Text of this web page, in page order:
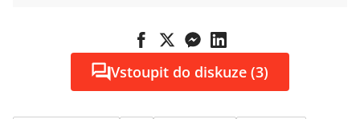
Vstoupit do diskuze (3)